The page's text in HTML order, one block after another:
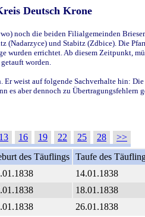
Deutsch Krone
noch die beiden Filialgemeinden
(Nadarzyce) und Stabitz (Zdbice). Die
errichtet. Ab diesem Zeitpunkt,
worden.
Er weist auf folgende Sachverhalte hin:
aber dennoch zu Übertragungsfehlern
13 16 19 22 25 28
>>
des Täuflings Taufe des
14.01.1838
18.01.1838
26.01.1838